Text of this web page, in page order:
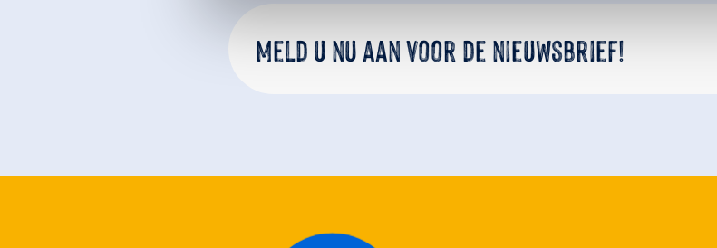
Meld u nu aan voor de nieuwsbrief!